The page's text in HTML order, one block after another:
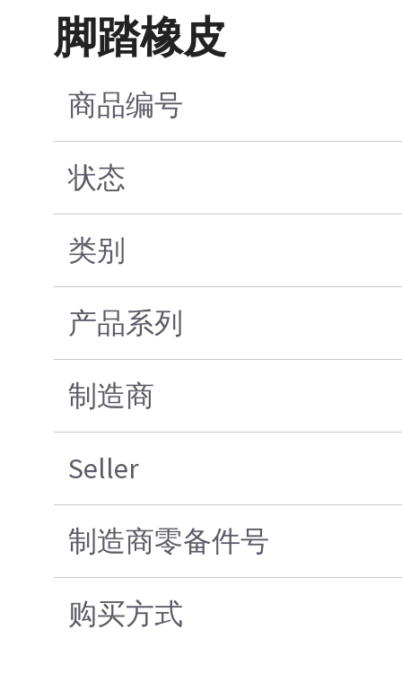
脚踏橡皮
商品编号
状态
类别
产品系列
制造商
Seller
制造商零备件号
购买方式